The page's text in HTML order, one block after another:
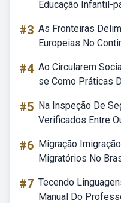
Educação Infantil-
#3 As Fronteiras
Europeias No
#4 Ao Circularem
se Como Práticas
#5 Na Inspeção De
Verificados Entre
#6 Migração
Migratórios No
#7 Tecendo
Manual Do